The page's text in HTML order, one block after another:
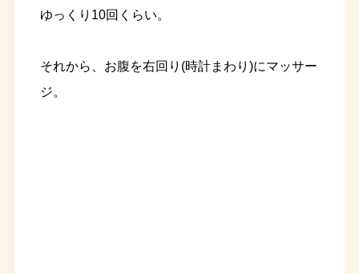
ゆっくり10回くらい。
それから、お腹を右回り(時計まわり)にマッサー
ジ。